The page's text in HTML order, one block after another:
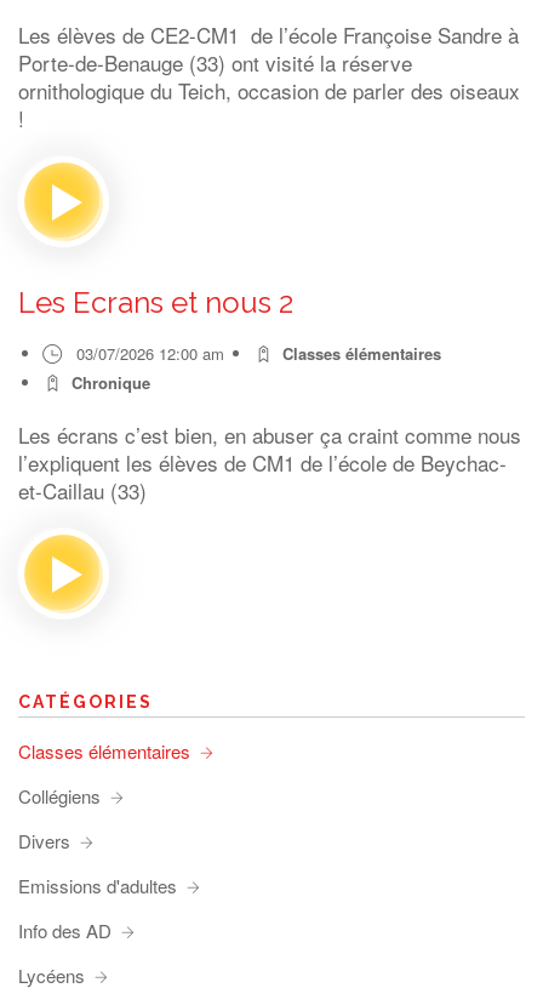
Les élèves de CE2-CM1 de l’école Françoise Sandre à
Porte-de-Benauge (33) ont visité la réserve
ornithologique du Teich, occasion de parler des oiseaux
!
Les Ecrans et nous 2
03/07/2026 12:00 am
Classes élémentaires
Chronique
Les écrans c’est bien, en abuser ça craint comme nous
l’expliquent les élèves de CM1 de l’école de Beychac-
et-Caillau (33)
CATÉGORIES
Classes élémentaires
Collégiens
Divers
Emissions d'adultes
Info des AD
Lycéens